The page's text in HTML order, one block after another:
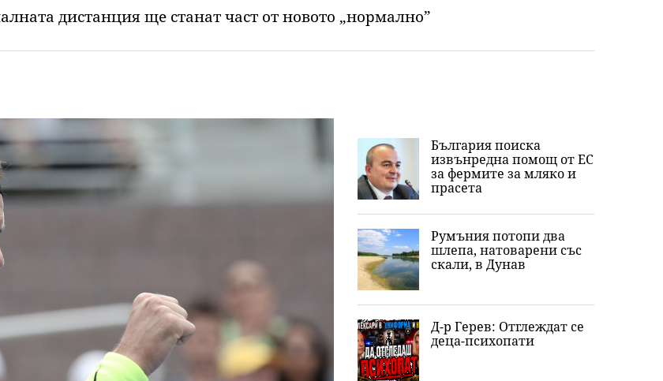
дистанция ще станат част от новото „нормално”
България поиска
извънредна помощ от ЕС
за фермите за мляко и
прасета
Румъния потопи два
шлепа, натоварени със
скали, в Дунав
Д-р Герев: Отглеждат се
деца-психопати